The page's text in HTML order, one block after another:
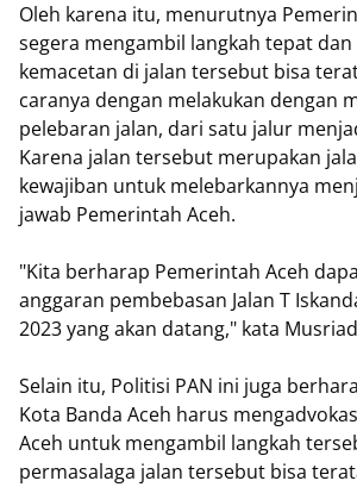
Oleh karena itu, menurutnya
segera mengambil langkah tepat
kemacetan di jalan tersebut bisa
caranya dengan melakukan dengan
pelebaran jalan, dari satu jalur
Karena jalan tersebut merupakan
kewajiban untuk melebarkannya
jawab Pemerintah Aceh.
"Kita berharap Pemerintah Aceh
anggaran pembebasan Jalan T
2023 yang akan datang," kata
Selain itu, Politisi PAN ini juga
Kota Banda Aceh harus
Aceh untuk mengambil langkah
permasalaga jalan tersebut bisa